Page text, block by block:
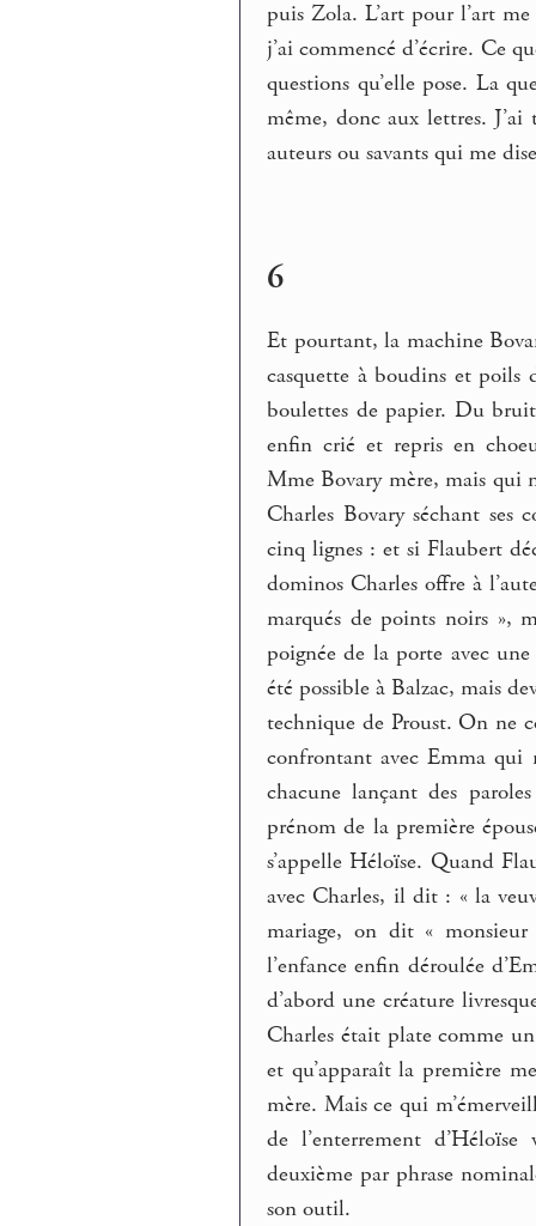
puis Zola. L’art pour l’art
j’ai commencé d’écrire. Ce
questions qu’elle pose. La
même, donc aux lettres.
auteurs ou savants qui me
6
Et pourtant, la machine
casquette à boudins et poils
boulettes de papier. Du
enfin crié et repris en
Mme Bovary mère, mais qui
Charles Bovary séchant
cinq lignes : et si Flaubert
dominos Charles offre à
marqués de points noirs »,
poignée de la porte avec
été possible à Balzac, mais
technique de Proust. On ne
confrontant avec Emma qui
chacune lançant des
prénom de la première
s’appelle Héloïse. Quand
avec Charles, il dit : « la
mariage, on dit «
l’enfance enfin déroulée
d’abord une créature
Charles était plate comme
et qu’apparaît la première
mère. Mais ce qui
de l’enterrement
deuxième par phrase
son outil.